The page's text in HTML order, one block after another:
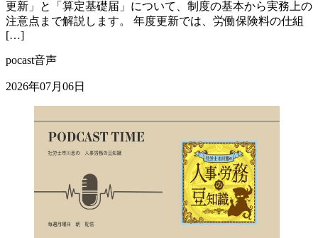
更新」と「算定基礎届」について、制度の基本から実務上の
注意点まで解説します。 年度更新では、労働保険料の仕組
[…]
pocast音声
2026年07月06日